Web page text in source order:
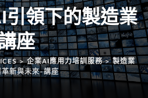
引領下的製造業
座
>企業AI應用力培訓服務>製造業
革新與未來-講座